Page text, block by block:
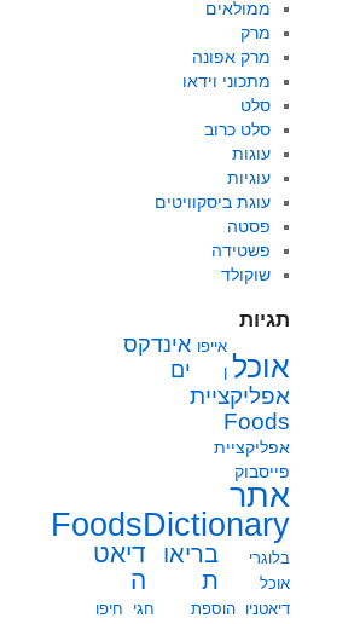
ממולאים
מרק
מרק אפונה
מתכוני וידאו
סלט
סלט כרוב
עוגות
עוגיות
עוגת ביסקוויטים
פסטה
פשטידה
שוקולד
תגיות
אוכל
אייפו
ן
אינדקס
ים
אפליקציית
Foods
אפליקציית
פייסבוק
אתר
FoodsDictionary
בלוגרי
אוכל
בריאו
ת
דיאט
ה
דיאטניו הוספת
חגי
חיפו